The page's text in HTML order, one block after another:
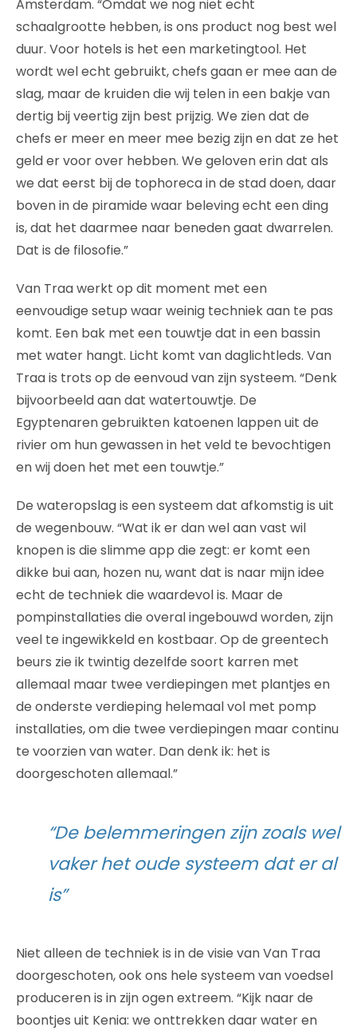
Amsterdam. “Omdat we nog niet echt
schaalgrootte hebben, is ons product nog best wel
duur. Voor hotels is het een marketingtool. Het
wordt wel echt gebruikt, chefs gaan er mee aan de
slag, maar de kruiden die wij telen in een bakje van
dertig bij veertig zijn best prijzig. We zien dat de
chefs er meer en meer mee bezig zijn en dat ze het
geld er voor over hebben. We geloven erin dat als
we dat eerst bij de tophoreca in de stad doen, daar
boven in de piramide waar beleving echt een ding
is, dat het daarmee naar beneden gaat dwarrelen.
Dat is de filosofie.”
Van Traa werkt op dit moment met een
eenvoudige setup waar weinig techniek aan te pas
komt. Een bak met een touwtje dat in een bassin
met water hangt. Licht komt van daglichtleds. Van
Traa is trots op de eenvoud van zijn systeem. “Denk
bijvoorbeeld aan dat watertouwtje. De
Egyptenaren gebruikten katoenen lappen uit de
rivier om hun gewassen in het veld te bevochtigen
en wij doen het met een touwtje.”
De wateropslag is een systeem dat afkomstig is uit
de wegenbouw. “Wat ik er dan wel aan vast wil
knopen is die slimme app die zegt: er komt een
dikke bui aan, hozen nu, want dat is naar mijn idee
echt de techniek die waardevol is. Maar de
pompinstallaties die overal ingebouwd worden, zijn
veel te ingewikkeld en kostbaar. Op de greentech
beurs zie ik twintig dezelfde soort karren met
allemaal maar twee verdiepingen met plantjes en
de onderste verdieping helemaal vol met pomp
installaties, om die twee verdiepingen maar continu
te voorzien van water. Dan denk ik: het is
doorgeschoten allemaal.”
“De belemmeringen zijn zoals wel
vaker het oude systeem dat er al
is”
Niet alleen de techniek is in de visie van Van Traa
doorgeschoten, ook ons hele systeem van voedsel
produceren is in zijn ogen extreem. “Kijk naar de
boontjes uit Kenia: we onttrekken daar water en